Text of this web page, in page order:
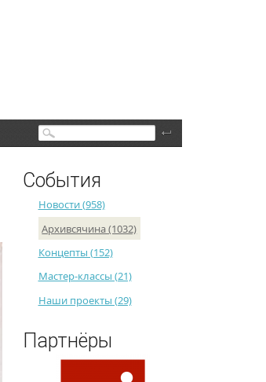
Поиск
События
Новости (958)
Архивсячина (1032)
Концепты (152)
Мастер-классы (21)
Наши проекты (29)
Партнёры